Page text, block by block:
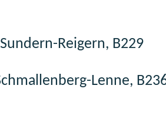
Reigern, B229
Lenne,